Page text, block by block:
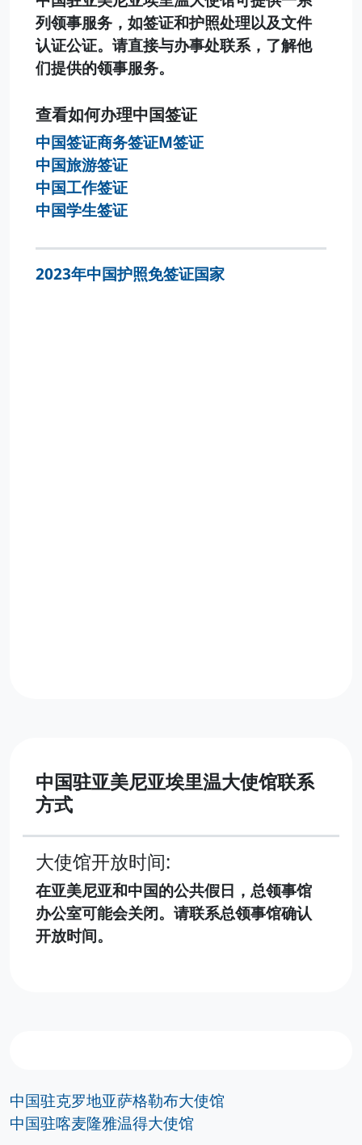
列领事服务，如签证和护照处理以及文件
认证公证。请直接与办事处联系，了解他
们提供的领事服务。
查看如何办理中国签证
中国签证商务签证M签证
中国旅游签证
中国工作签证
中国学生签证
2023年中国护照免签证国家
中国驻亚美尼亚埃里温大使馆联系
方式
大使馆开放时间:
在亚美尼亚和中国的公共假日，总领事馆
办公室可能会关闭。请联系总领事馆确认
开放时间。
中国驻克罗地亚萨格勒布大使馆
中国驻喀麦隆雅温得大使馆